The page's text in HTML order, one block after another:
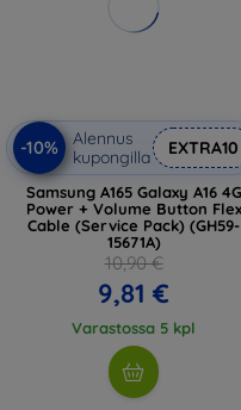
-10%
Alennus
kupongilla
EXTRA10
Samsung A165 Galaxy A16 4G
Power + Volume Button Flex
Cable (Service Pack) (GH59-
15671A)
10,90 €
9,81 €
Varastossa 5 kpl